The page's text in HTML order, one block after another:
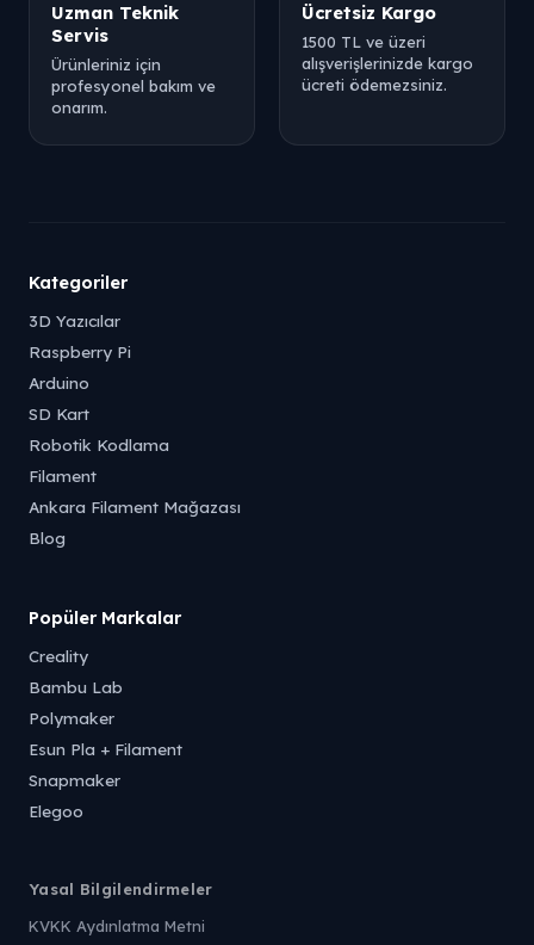
Uzman Teknik
Servis
Ürünleriniz için
profesyonel bakım ve
onarım.
Ücretsiz Kargo
1500 TL ve üzeri
alışverişlerinizde kargo
ücreti ödemezsiniz.
Kategoriler
3D Yazıcılar
Raspberry Pi
Arduino
SD Kart
Robotik Kodlama
Filament
Ankara Filament Mağazası
Blog
Popüler Markalar
Creality
Bambu Lab
Polymaker
Esun Pla + Filament
Snapmaker
Elegoo
Yasal Bilgilendirmeler
KVKK Aydınlatma Metni